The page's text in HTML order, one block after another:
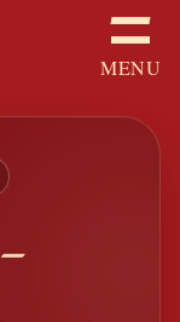
MENU